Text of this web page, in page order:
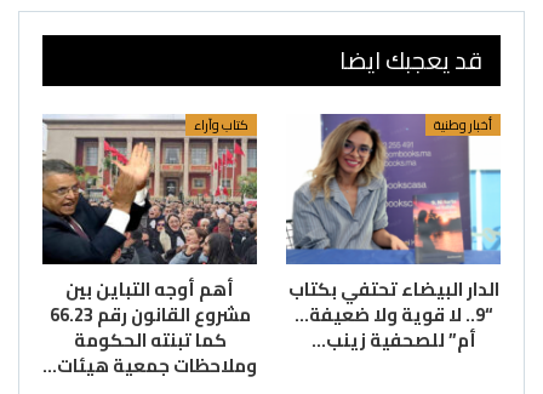
قد يعجبك ايضا
أخبار وطنية
الدار البيضاء تحتفي بكتاب
“9.. لا قوية ولا ضعيفة…
أم” للصحفية زينب…
كتاب وآراء
أهم أوجه التباين بين
مشروع القانون رقم 66.23
كما تبنته الحكومة
وملاحظات جمعية هيئات…